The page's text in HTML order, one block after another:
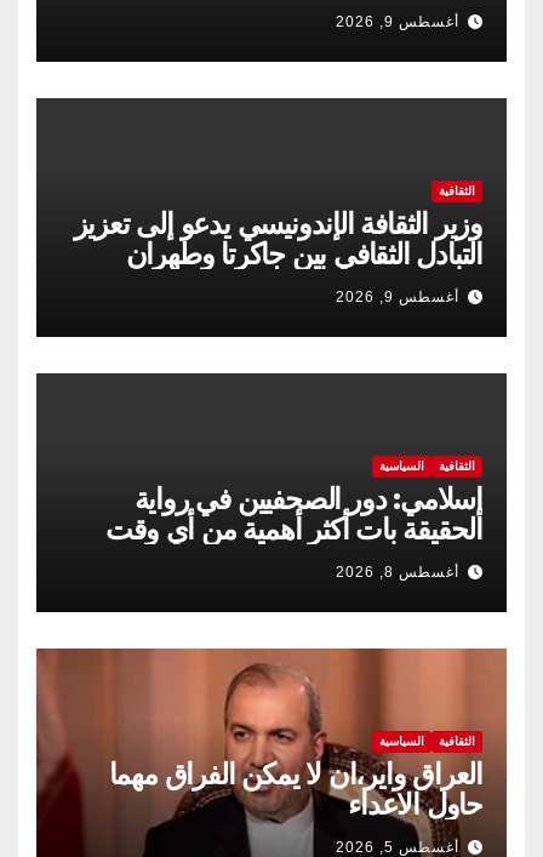
أغسطس 9, 2026
الثقافية
وزير الثقافة الإندونيسي يدعو إلى تعزيز
التبادل الثقافي بين جاكرتا وطهران
أغسطس 9, 2026
الثقافية السياسية
إسلامي: دور الصحفيين في رواية
الحقيقة بات أكثر أهمية من أي وقت
مضى
أغسطس 8, 2026
الثقافية السياسية
العراق واير،ان لا يمكن الفراق مهما
حاول الاعداء
أغسطس 5, 2026